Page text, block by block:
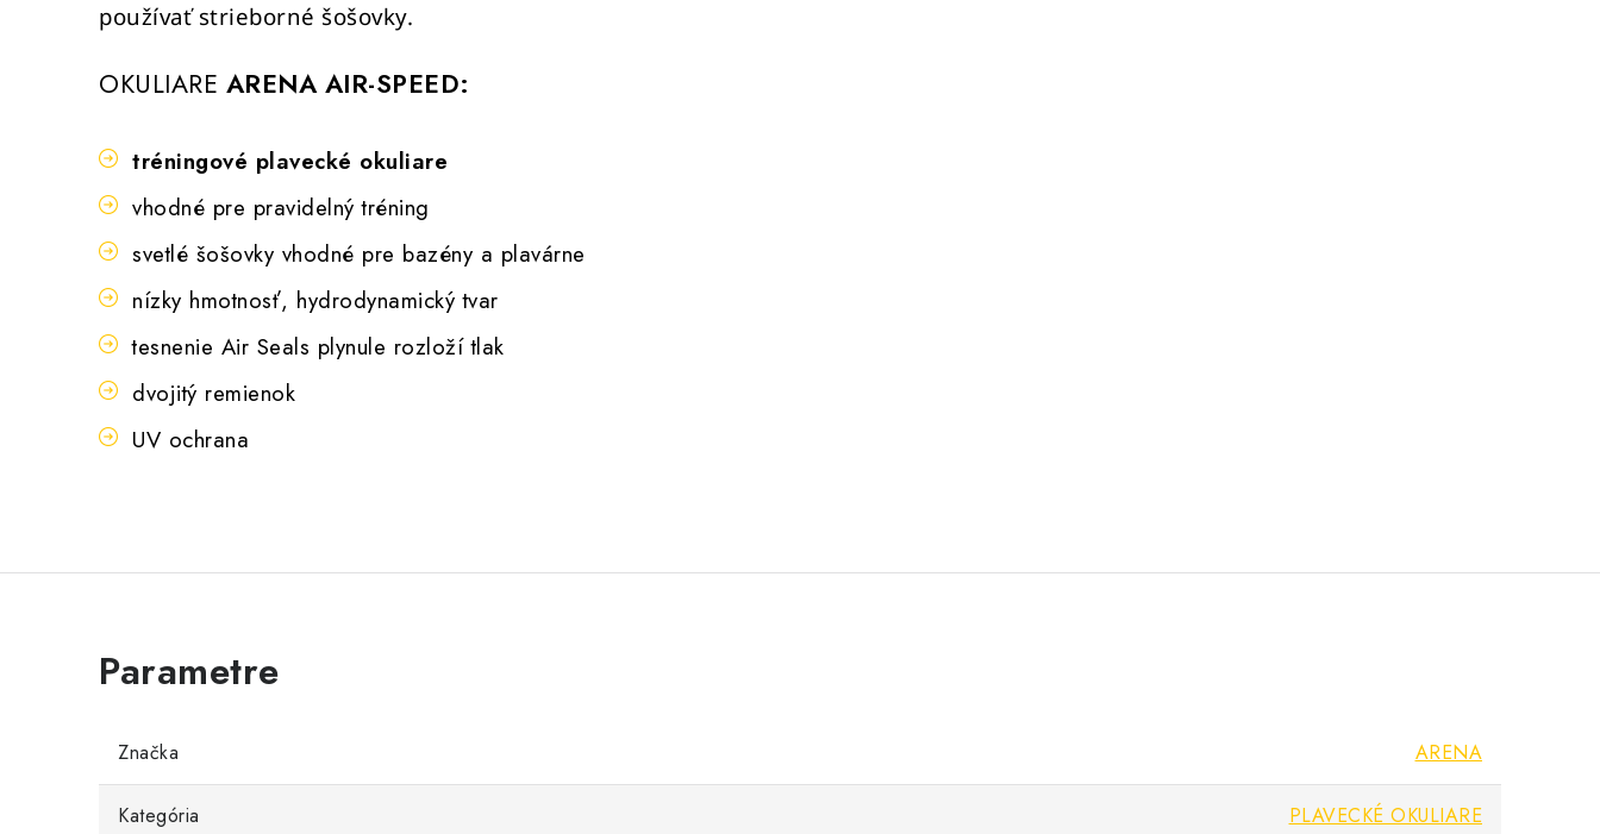
používať strieborné šošovky.
OKULIARE ARENA AIR-SPEED:
tréningové plavecké okuliare
vhodné pre pravidelný tréning
svetlé šošovky vhodné pre bazény a plavárne
nízky hmotnosť, hydrodynamický tvar
tesnenie Air Seals plynule rozloží tlak
dvojitý remienok
UV ochrana
Značka ARENA
Kategória PLAVECKÉ OKULIARE